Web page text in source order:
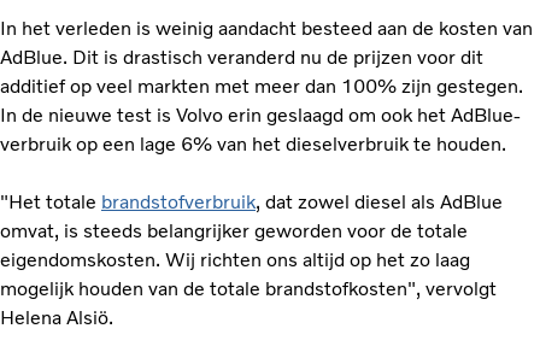
In het verleden is weinig aandacht besteed aan de kosten van
AdBlue. Dit is drastisch veranderd nu de prijzen voor dit
additief op veel markten met meer dan 100% zijn gestegen.
In de nieuwe test is Volvo erin geslaagd om ook het AdBlue-
verbruik op een lage 6% van het dieselverbruik te houden.
"Het totale brandstofverbruik, dat zowel diesel als AdBlue
omvat, is steeds belangrijker geworden voor de totale
eigendomskosten. Wij richten ons altijd op het zo laag
mogelijk houden van de totale brandstofkosten", vervolgt
Helena Alsiö.